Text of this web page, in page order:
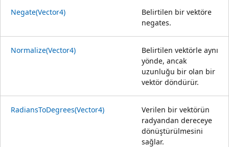
Negate(Vector4)
Belirtilen bir vektöre
negates.
Normalize(Vector4)
Belirtilen vektörle aynı
yönde, ancak
uzunluğu bir olan bir
vektör döndürür.
RadiansToDegrees(Vector4)
Verilen bir vektörün
radyandan dereceye
dönüştürülmesini
sağlar.